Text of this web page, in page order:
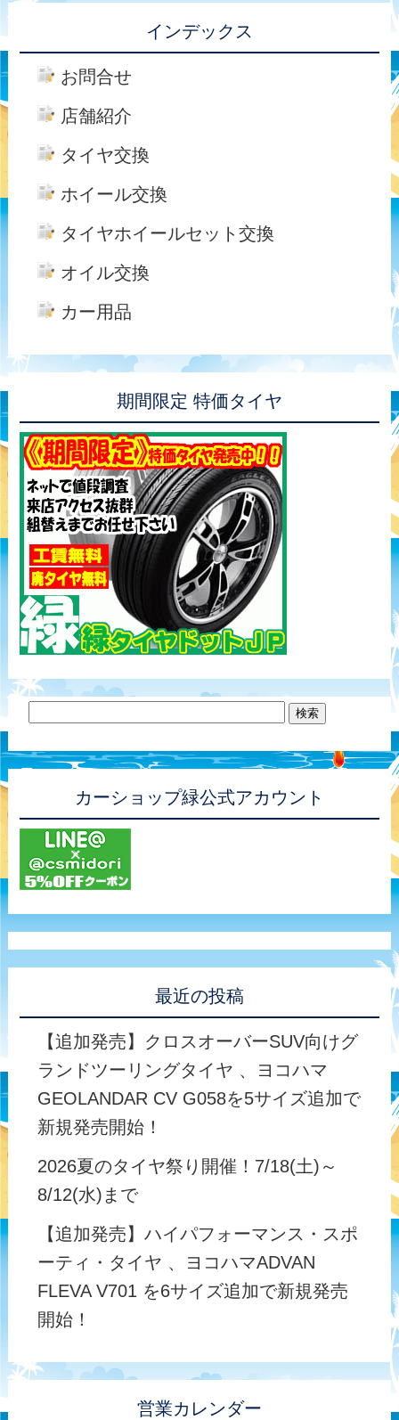
インデックス
お問合せ
店舗紹介
タイヤ交換
ホイール交換
タイヤホイールセット交換
オイル交換
カー用品
期間限定 特価タイヤ
カーショップ緑公式アカウント
最近の投稿
【追加発売】クロスオーバーSUV向けグ
ランドツーリングタイヤ 、ヨコハマ
GEOLANDAR CV G058を5サイズ追加で
新規発売開始！
2026夏のタイヤ祭り開催！7/18(土)～
8/12(水)まで
【追加発売】ハイパフォーマンス・スポ
ーティ・タイヤ 、ヨコハマADVAN
FLEVA V701 を6サイズ追加で新規発売
開始！
営業カレンダー